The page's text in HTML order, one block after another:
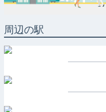
周辺の駅